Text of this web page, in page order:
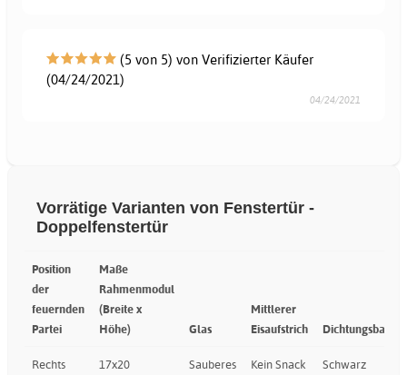
(5 von 5) von Verifizierter Käufer
(04/24/2021)
04/24/2021
Vorrätige Varianten von Fenstertür -
Doppelfenstertür
Position
der
feuernden
Partei
Maße
Rahmenmodul
(Breite x
Höhe)
Glas
Mittlerer
Eisaufstrich
Dichtungsband
Rechts
17x20
Sauberes
Kein Snack
Schwarz